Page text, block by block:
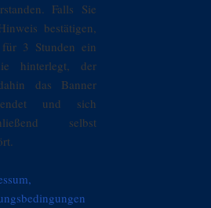
Falls Sie
bestätigen,
3 Stunden ein
hinterlegt, der
das Banner
und sich
selbst